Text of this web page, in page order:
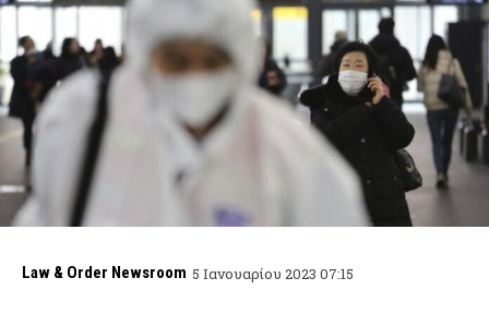
Law & Order Newsroom 5 Ιανουαρίου 2023 07:15